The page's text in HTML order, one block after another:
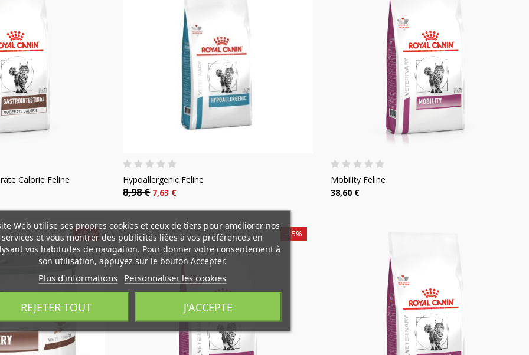
Calorie Feline Hypoallergenic Feline
8,98 € 7,63 €
Mobility Feline
38,60 €
-15% -15%
lista de deseos ×
Crear nueva lista
×
((confirmMessage))
une liste d'envies ×
Nom de la liste d'envies
Créer une liste d'envies
×
devez être connecté pour ajouter des produits à votre liste d'envies.
Web utilise ses propres cookies et ceux de tiers pour améliorer nos
services et vous montrer des publicités liées à vos préférences en
vos habitudes de navigation. Pour donner votre consentement à
son utilisation, appuyez sur le bouton Accepter.
Plus d'informations Personnaliser les cookies
REJETER TOUT J'ACCEPTE